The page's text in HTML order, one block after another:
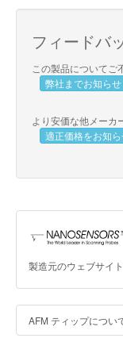
フィードバ
この製品についてご
弊社までお知ら
より安価な他メーカ
適正価格をお知
製造元のウェブサイ
AFM ティップについ